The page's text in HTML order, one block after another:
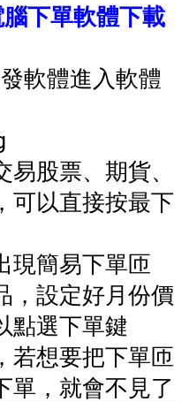
下單軟體下載
軟體進入軟體
股票、期貨、
可以直接按最下
現簡易下單匝
，設定好月份價
點選下單鍵
若想要把下單匝
單，就會不見了